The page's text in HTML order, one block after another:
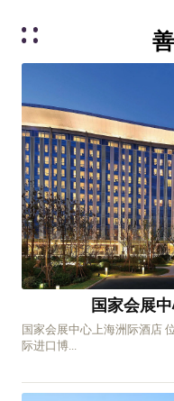
国家会展
国家会展中心上海洲际酒店
际进口博...